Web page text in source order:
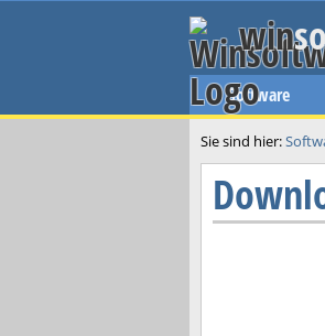
win
Software
Sie sind hier: